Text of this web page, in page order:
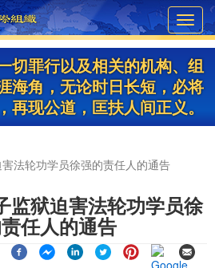
切罪行以及相关的机构、组
海角，无论时日长短，必将
再现公道，匡扶人间正义。
法轮功学员徐强的责任人的通告
监狱迫害法轮功学员徐
任人的通告